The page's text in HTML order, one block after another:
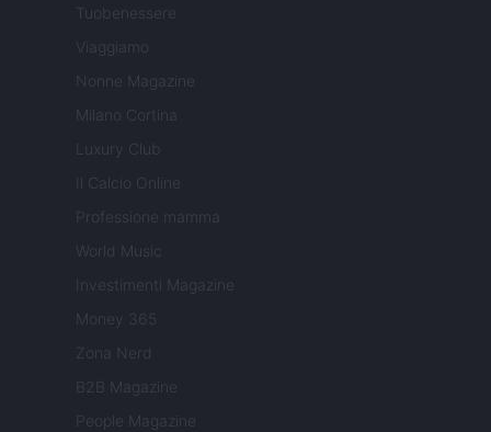
Tuobenessere
Viaggiamo
Nonne Magazine
Milano Cortina
Luxury Club
Il Calcio Online
Professione mamma
World Music
Investimenti Magazine
Money 365
Zona Nerd
B2B Magazine
People Magazine